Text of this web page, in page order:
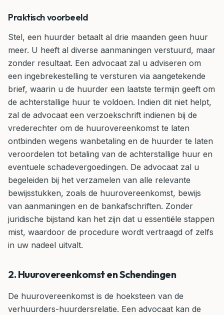
Praktisch voorbeeld
Stel, een huurder betaalt al drie maanden geen huur
meer. U heeft al diverse aanmaningen verstuurd, maar
zonder resultaat. Een advocaat zal u adviseren om
een ingebrekestelling te versturen via aangetekende
brief, waarin u de huurder een laatste termijn geeft om
de achterstallige huur te voldoen. Indien dit niet helpt,
zal de advocaat een verzoekschrift indienen bij de
vrederechter om de huurovereenkomst te laten
ontbinden wegens wanbetaling en de huurder te laten
veroordelen tot betaling van de achterstallige huur en
eventuele schadevergoedingen. De advocaat zal u
begeleiden bij het verzamelen van alle relevante
bewijsstukken, zoals de huurovereenkomst, bewijs
van aanmaningen en de bankafschriften. Zonder
juridische bijstand kan het zijn dat u essentiële stappen
mist, waardoor de procedure wordt vertraagd of zelfs
in uw nadeel uitvalt.
2. Huurovereenkomst en Schendingen
De huurovereenkomst is de hoeksteen van de
verhuurders-huurdersrelatie. Een advocaat kan de